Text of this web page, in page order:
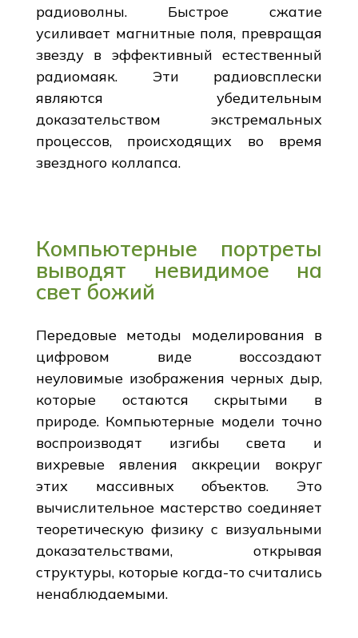
радиоволны. Быстрое сжатие
усиливает магнитные поля, превращая
звезду в эффективный естественный
радиомаяк. Эти радиовсплески
являются убедительным
доказательством экстремальных
процессов, происходящих во время
звездного коллапса.
Компьютерные портреты
выводят невидимое на
свет божий
Передовые методы моделирования в
цифровом виде воссоздают
неуловимые изображения черных дыр,
которые остаются скрытыми в
природе. Компьютерные модели точно
воспроизводят изгибы света и
вихревые явления аккреции вокруг
этих массивных объектов. Это
вычислительное мастерство соединяет
теоретическую физику с визуальными
доказательствами, открывая
структуры, которые когда-то считались
ненаблюдаемыми.